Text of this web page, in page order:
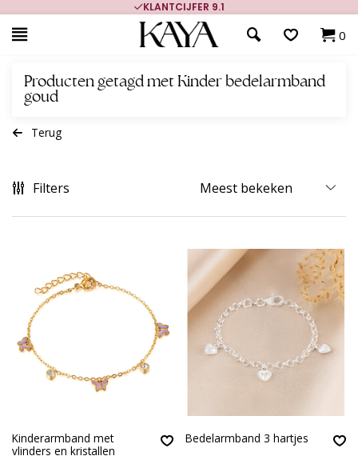
KLANTCIJFER 9.1
0
Producten getagd met Kinder bedelarmband
goud
Terug
Filters
Kinderarmband met
vlinders en kristallen
Bedelarmband 3 hartjes